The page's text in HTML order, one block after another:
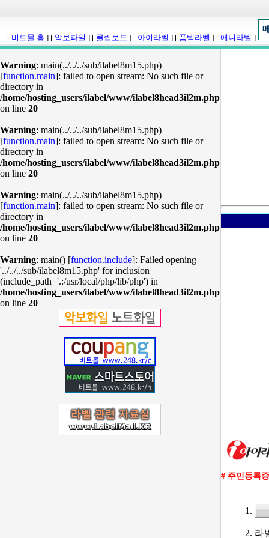
[ 비트몰 홈 ] [ 악보파일 ] [ 클립보드 ] [ 아이라벨 ] [ 폼텍라벨 ] [ 애니라벨 ]
Warning: main(../../../sub/ilabel8m15.php)
[function.main]: failed to open stream: No such file or
directory in
/home/hosting_users/ilabel/www/ilabel8head3il2m.php
on line 20
Warning: main(../../../sub/ilabel8m15.php)
[function.main]: failed to open stream: No such file or
directory in
/home/hosting_users/ilabel/www/ilabel8head3il2m.php
on line 20
Warning: main(../../../sub/ilabel8m15.php)
[function.main]: failed to open stream: No such file or
directory in
/home/hosting_users/ilabel/www/ilabel8head3il2m.php
on line 20
Warning: main() [function.include]: Failed opening
'../../../sub/ilabel8m15.php' for inclusion
(include_path='.:/usr/local/php/lib/php') in
/home/hosting_users/ilabel/www/ilabel8head3il2m.php
on line 20
# 주민등록
1.
2. 라